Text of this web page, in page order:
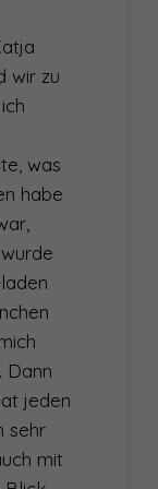
SO BEKOMMST DU MEHR PRÄSENZ IN DIE STIMME
WAS DEINE STIMME BEWIRKT - ÜBER DEN EINFLUSS DER STIMME AUF DEN HÖRER
MEIN NACHHALTIGSTER TIPP GEGEN LAMPENFIEBER
EIN HOCHSTAPLER!
IM RAMPENLICHT
ACHTUNG AUFNAHME! - WIE DU DEINE NATÜRLICHKEIT AM MIKROFON BEHÄLST
WIE DU DEINE SCHEU VORM ÖFFENTLICHEN SPRECHEN ÜBERWINDEST
wir zu
was
habe
Dann
jeden
sehr
mit